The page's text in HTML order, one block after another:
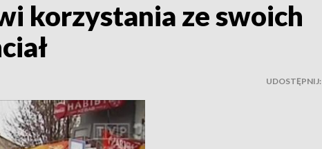
korzystania ze swoich
UDOSTĘPNIJ: